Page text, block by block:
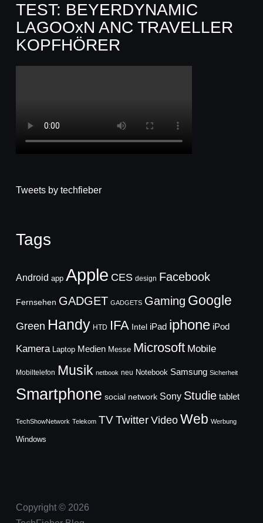
TEST: BEYERDYNAMIC
LAGOOxN ANC TRAVELLER
KOPFHÖRER
Tweets by techfieber
Tags
Android app Apple CES design Facebook
Fernsehen GADGET GADGETS Gaming Google
Green Handy HTD IFA Intel iPad iphone iPod
Kamera Laptop Medien Messe Microsoft Mobile
Mobiltelefon Musik netbook neu Notebook Samsung Sicherheit
Smartphone social network Sony Studie tablet
TechShowNetwork Telekom TVTwitter Video Web Werbung
Windows
Copyright © 2026